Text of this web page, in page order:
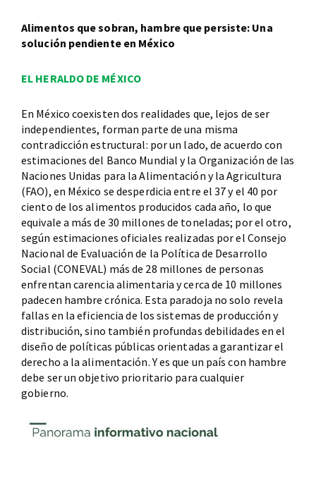
Alimentos que sobran, hambre que persiste: Una
solución pendiente en México
EL HERALDO DE MÉXICO
En México coexisten dos realidades que, lejos de ser
independientes, forman parte de una misma
contradicción estructural: por un lado, de acuerdo con
estimaciones del Banco Mundial y la Organización de las
Naciones Unidas para la Alimentación y la Agricultura
(FAO), en México se desperdicia entre el 37 y el 40 por
ciento de los alimentos producidos cada año, lo que
equivale a más de 30 millones de toneladas; por el otro,
según estimaciones oficiales realizadas por el Consejo
Nacional de Evaluación de la Política de Desarrollo
Social (CONEVAL) más de 28 millones de personas
enfrentan carencia alimentaria y cerca de 10 millones
padecen hambre crónica. Esta paradoja no solo revela
fallas en la eficiencia de los sistemas de producción y
distribución, sino también profundas debilidades en el
diseño de políticas públicas orientadas a garantizar el
derecho a la alimentación. Y es que un país con hambre
debe ser un objetivo prioritario para cualquier
gobierno.